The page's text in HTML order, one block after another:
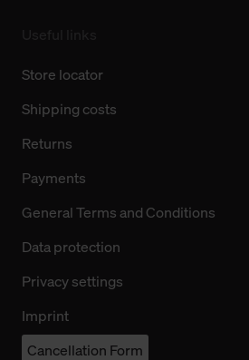
Store locator
Shipping costs
Returns
Payments
General Terms and Conditions
Data protection
Privacy settings
Imprint
Cancellation Form